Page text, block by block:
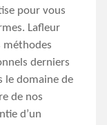
pour vous
Lafleur
méthodes
derniers
le domaine de
de nos
d’un